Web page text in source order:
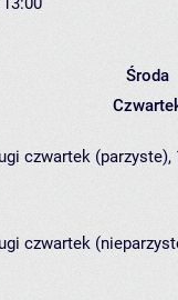
Środa
czwartek (parzyste),
czwartek